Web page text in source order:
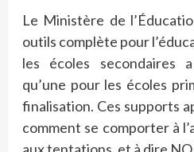
Le Ministère de
outils complète pour
les écoles secondaires
qu’une pour les écoles
finalisation. Ces supports
comment se comporter à